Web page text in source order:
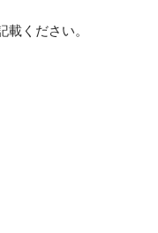
ください。